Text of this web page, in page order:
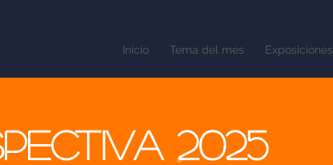
Inicio Tema del mes Exposiciones
2025